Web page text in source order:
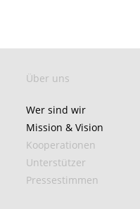
Über uns
Wer sind wir
Mission & Vision
Kooperationen
Unterstützer
Pressestimmen